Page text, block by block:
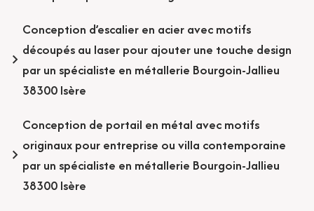
Conception d’escalier en acier avec motifs
découpés au laser pour ajouter une touche design
par un spécialiste en métallerie Bourgoin-Jallieu
38300 Isère
Conception de portail en métal avec motifs
originaux pour entreprise ou villa contemporaine
par un spécialiste en métallerie Bourgoin-Jallieu
38300 Isère